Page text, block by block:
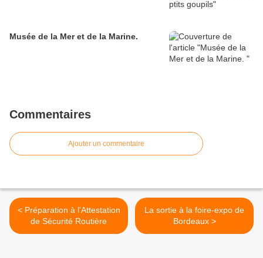
Musée de la Mer et de la Marine.
Commentaires
Ajouter un commentaire
< Préparation à l'Attestation
de Sécurité Routière
La sortie à la foire-expo de
Bordeaux >